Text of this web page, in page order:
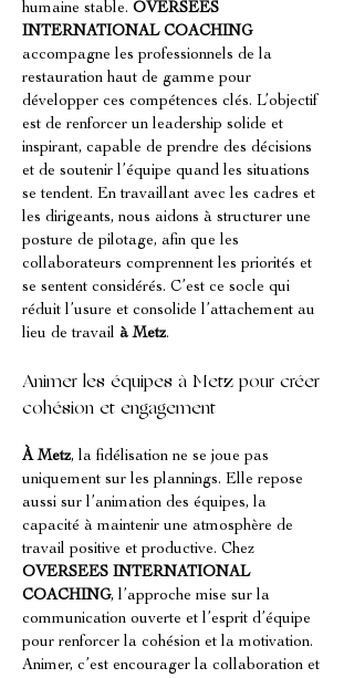
humaine stable. OVERSEES
INTERNATIONAL COACHING
accompagne les professionnels de la
restauration haut de gamme pour
développer ces compétences clés. L’objectif
est de renforcer un leadership solide et
inspirant, capable de prendre des décisions
et de soutenir l’équipe quand les situations
se tendent. En travaillant avec les cadres et
les dirigeants, nous aidons à structurer une
posture de pilotage, afin que les
collaborateurs comprennent les priorités et
se sentent considérés. C’est ce socle qui
réduit l’usure et consolide l’attachement au
lieu de travail à Metz.
Animer les équipes à Metz pour créer
cohésion et engagement
À Metz, la fidélisation ne se joue pas
uniquement sur les plannings. Elle repose
aussi sur l’animation des équipes, la
capacité à maintenir une atmosphère de
travail positive et productive. Chez
OVERSEES INTERNATIONAL
COACHING, l’approche mise sur la
communication ouverte et l’esprit d’équipe
pour renforcer la cohésion et la motivation.
Animer, c’est encourager la collaboration et